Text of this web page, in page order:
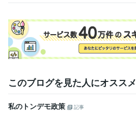
このブログを見た人にオススメ
私のトンデモ政策
記事